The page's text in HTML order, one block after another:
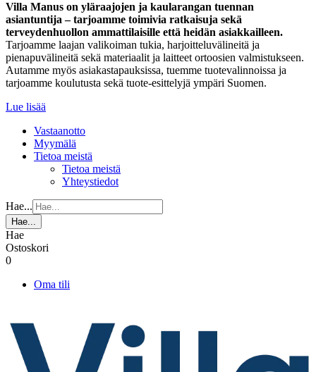
Villa Manus on yläraajojen ja kaularangan tuennan
asiantuntija – tarjoamme toimivia ratkaisuja sekä
terveydenhuollon ammattilaisille että heidän asiakkailleen.
Tarjoamme laajan valikoiman tukia, harjoitteluvälineitä ja
pienapuvälineitä sekä materiaalit ja laitteet ortoosien valmistukseen.
Autamme myös asiakastapauksissa, tuemme tuotevalinnoissa ja
tarjoamme koulutusta sekä tuote-esittelyjä ympäri Suomen.
Lue lisää
Vastaanotto
Myymälä
Tietoa meistä
Tietoa meistä
Yhteystiedot
Hae...
Hae...
Hae
Ostoskori
0
Oma tili